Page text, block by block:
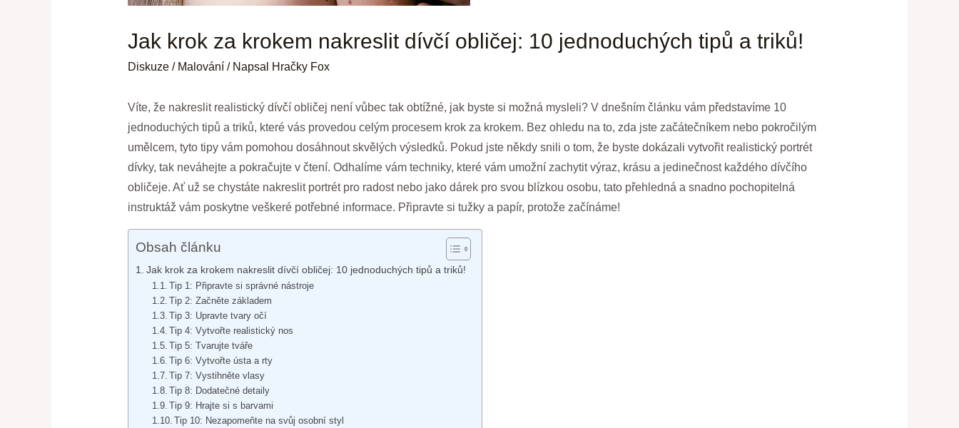
Jak krok za krokem nakreslit dívčí obličej: 10 jednoduchých tipů a triků!
Diskuze / Malování/ Napsal Hračky Fox
Víte, že nakreslit realistický dívčí obličej není vůbec tak obtížné, jak byste si možná mysleli? V dnešním článku vám představíme 10
jednoduchých tipů a triků, které vás provedou celým procesem krok za krokem. Bez ohledu na to, zda jste začátečníkem nebo pokročilým
umělcem, tyto tipy vám pomohou dosáhnout skvělých výsledků. Pokud jste někdy snili o tom, že byste dokázali vytvořit realistický portrét
dívky, tak neváhejte a pokračujte v čtení. Odhalíme vám techniky, které vám umožní zachytit výraz, krásu a jedinečnost každého dívčího
obličeje. Ať už se chystáte nakreslit portrét pro radost nebo jako dárek pro svou blízkou osobu, tato přehledná a snadno pochopitelná
instruktáž vám poskytne veškeré potřebné informace. Připravte si tužky a papír, protože začínáme!
Obsah článku
Jak krok za krokem nakreslit dívčí obličej: 10 jednoduchých tipů a triků!
Tip 1: Připravte si správné nástroje
Tip 2: Začněte základem
Tip 3: Upravte tvary očí
Tip 4: Vytvořte realistický nos
Tip 5: Tvarujte tváře
Tip 6: Vytvořte ústa a rty
Tip 7: Vystihněte vlasy
Tip 8: Dodatečné detaily
Tip 9: Hrajte si s barvami
Tip 10: Nezapomeňte na svůj osobní styl